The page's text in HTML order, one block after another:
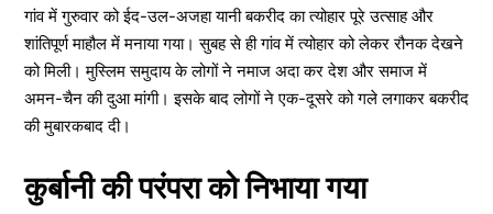
गांव में गुरुवार को ईद-उल-अजहा यानी बकरीद का त्योहार पूरे उत्साह और
शांतिपूर्ण माहौल में मनाया गया। सुबह से ही गांव में त्योहार को लेकर रौनक देखने
को मिली। मुस्लिम समुदाय के लोगों ने नमाज अदा कर देश और समाज में
अमन-चैन की दुआ मांगी। इसके बाद लोगों ने एक-दूसरे को गले लगाकर बकरीद
की मुबारकबाद दी।
कुर्बानी की परंपरा को निभाया गया